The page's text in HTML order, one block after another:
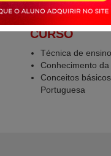
CONTEÚDO
CURSO
Técnica de
Conhecimento
Conceitos
Portuguesa